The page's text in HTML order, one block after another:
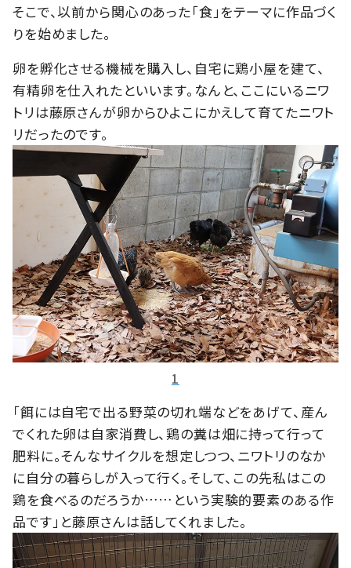
そこで、以前から関心のあった「食」をテーマに作品づく
りを始めました。
卵を孵化させる機械を購入し、自宅に鶏小屋を建て、
有精卵を仕入れたといいます。なんと、ここにいるニワ
トリは藤原さんが卵からひよこにかえして育てたニワト
リだったのです。
1
「餌には自宅で出る野菜の切れ端などをあげて、産ん
でくれた卵は自家消費し、鶏の糞は畑に持って行って
肥料に。そんなサイクルを想定しつつ、ニワトリのなか
に自分の暮らしが入って行く。そして、この先私はこの
鶏を食べるのだろうか……という実験的要素のある作
品です」と藤原さんは話してくれました。